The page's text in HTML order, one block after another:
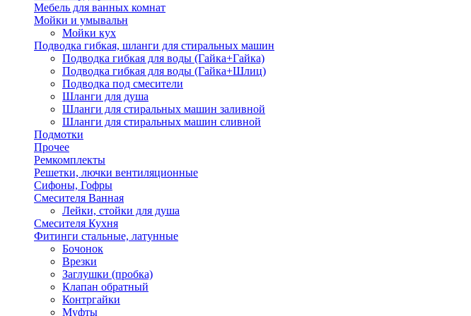
Мебель для ванных комнат
Мойки и умывальн
Мойки кух
Подводка гибкая, шланги для стиральных машин
Подводка гибкая для воды (Гайка+Гайка)
Подводка гибкая для воды (Гайка+Шлиц)
Подводка под смесители
Шланги для душа
Шланги для стиральных машин заливной
Шланги для стиральных машин сливной
Подмотки
Прочее
Ремкомплекты
Решетки, лючки вентиляционные
Сифоны, Гофры
Смесителя Ванная
Лейки, стойки для душа
Смесителя Кухня
Фитинги стальные, латунные
Бочонок
Врезки
Заглушки (пробка)
Клапан обратный
Контргайки
Муфты